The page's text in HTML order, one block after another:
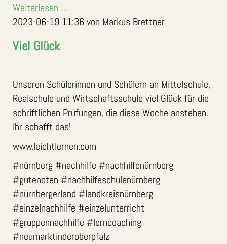
Weiterlesen …
2023-06-19 11:36 von Markus Brettner
Viel Glück
Unseren Schülerinnen und Schülern an Mittelschule,
Realschule und Wirtschaftsschule viel Glück für die
schriftlichen Prüfungen, die diese Woche anstehen.
Ihr schafft das!
www.leichtlernen.com
#nürnberg #nachhilfe #nachhilfenürnberg
#gutenoten #nachhilfeschulenürnberg
#nürnbergerland #landkreisnürnberg
#einzelnachhilfe #einzelunterricht
#gruppennachhilfe #lerncoaching
#neumarktinderoberpfalz